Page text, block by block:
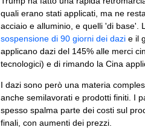
quali erano stati applicati, ma ne
acciaio e alluminio, e quelli 'di base'.
sospensione di 90 giorni dei dazi e il
applicano dazi del 145% alle merci
tecnologici) e di rimando la Cina
I dazi sono però una materia
anche semilavorati e prodotti finiti. I
spesso spalma parte dei costi sul
finali, con aumenti dei prezzi.